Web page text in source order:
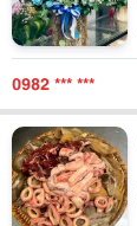
0982 *** ***